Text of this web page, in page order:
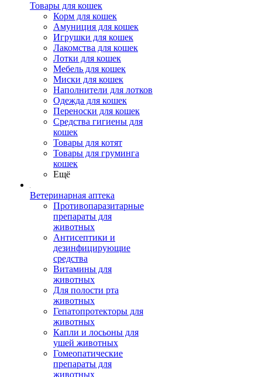
Товары для кошек
Корм для кошек
Амуниция для кошек
Игрушки для кошек
Лакомства для кошек
Лотки для кошек
Мебель для кошек
Миски для кошек
Наполнители для лотков
Одежда для кошек
Переноски для кошек
Средства гигиены для
кошек
Товары для котят
Товары для груминга
кошек
Ещё
Ветеринарная аптека
Противопаразитарные
препараты для
животных
Антисептики и
дезинфицирующие
средства
Витамины для
животных
Для полости рта
животных
Гепатопротекторы для
животных
Капли и лосьоны для
ушей животных
Гомеопатические
препараты для
животных